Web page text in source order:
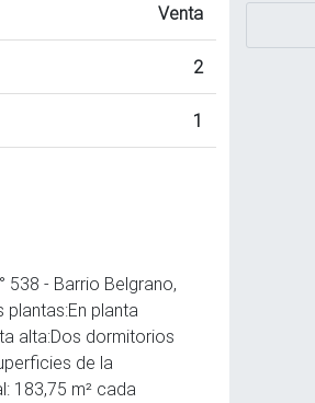
Venta
2
1
538 - Barrio Belgrano,
planta
alta:Dos dormitorios
de la
183,75 m² cada